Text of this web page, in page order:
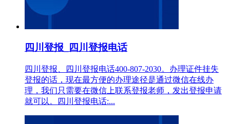
四川登报_四川登报电话
四川登报、四川登报电话400-807-2030。办理证件挂失
登报的话，现在最方便的办理途径是通过微信在线办
理，我们只需要在微信上联系登报老师，发出登报申请
就可以。四川登报电话:...